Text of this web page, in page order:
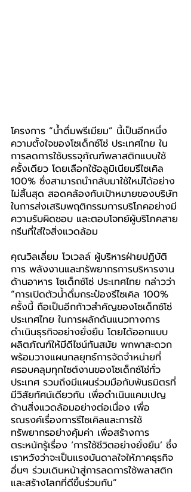
โครงการ “น้ำดื่มพรีเมียม” นี้เป็นอีกหนึ่ง
ความตั้งใจของโซเด็กซ์โซ่ ประเทศไทย ใน
การลดการใช้บรรจุภัณฑ์พลาสติกแบบใช้
ครั้งเดียว โดยเลือกใช้อลูมิเนียมรีไซเคิล
100% ซึ่งสามารถนำกลับมาใช้ใหม่ได้อย่าง
ไม่สิ้นสุด สอดคล้องกับเป้าหมายของบริษัท
ในการส่งเสริมพฤติกรรมการบริโภคอย่างมี
ความรับผิดชอบ และตอบโจทย์ผู้บริโภคสาย
กรีนที่ใส่ใจสิ่งแวดล้อม
คุณวิลเลี่ยม โวเวลล์ ผู้บริหารฝ่ายปฏิบัติ
การ พลังงานและทรัพยากรการบริหารงาน
ด้านอาหาร โซเด็กซ์โซ่ ประเทศไทย กล่าวว่า
“การเปิดตัวน้ำดื่มกระป๋องรีไซเคิล 100%
ครั้งนี้ ถือเป็นอีกก้าวสำคัญของโซเด็กซ์โซ่
ประเทศไทย ในการผลักดันแนวทางการ
ดำเนินธุรกิจอย่างยั่งยืน โดยได้ออกแบบ
ผลิตภัณฑ์ให้มีดีไซน์ทันสมัย พกพาสะดวก
พร้อมวางแผนกลยุทธ์การจัดจำหน่ายที่
ครอบคลุมทุกไซต์งานของโซเด็กซ์โซ่ทั่ว
ประเทศ รวมถึงมีแผนร่วมมือกับพันธมิตรที่
มีวิสัยทัศน์เดียวกัน เพื่อดำเนินแคมเปญ
ด้านสิ่งแวดล้อมอย่างต่อเนื่อง เพื่อ
รณรงค์เรื่องการรีไซเคิลและการใช้
ทรัพยากรอย่างคุ้มค่า เพื่อสร้างการ
ตระหนักรู้เรื่อง ‘การใช้ชีวิตอย่างยั่งยืน’ ซึ่ง
เราหวังว่าจะเป็นแรงบันดาลใจให้ภาคธุรกิจ
อื่นๆ ร่วมเดินหน้าสู่การลดการใช้พลาสติก
และสร้างโลกที่ดีขึ้นร่วมกัน”